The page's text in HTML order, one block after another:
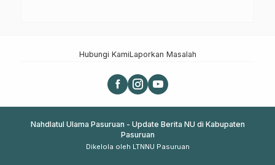
Hubungi KamiLaporkan Masalah
Nahdlatul Ulama Pasuruan - Update Berita NU di Kabupaten
Pasuruan
Dikelola oleh LTNNU Pasuruan